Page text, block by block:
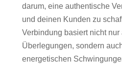
darum, eine authentische
und deinen Kunden zu
Verbindung basiert nicht nur
Überlegungen, sondern
energetischen